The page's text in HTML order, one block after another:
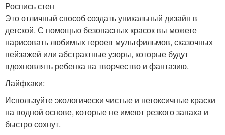
Роспись стен
Это отличный способ создать уникальный дизайн в
детской. С помощью безопасных красок вы можете
нарисовать любимых героев мультфильмов, сказочных
пейзажей или абстрактные узоры, которые будут
вдохновлять ребенка на творчество и фантазию.
Лайфхаки:
Используйте экологически чистые и нетоксичные краски
на водной основе, которые не имеют резкого запаха и
быстро сохнут.